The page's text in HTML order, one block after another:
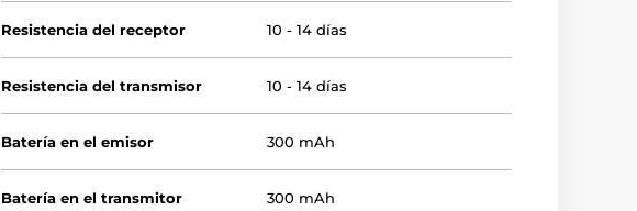
Resistencia del receptor 10 - 14 días
Resistencia del transmisor 10 - 14 días
Batería en el emisor 300 mAh
Batería en el transmitor 300 mAh